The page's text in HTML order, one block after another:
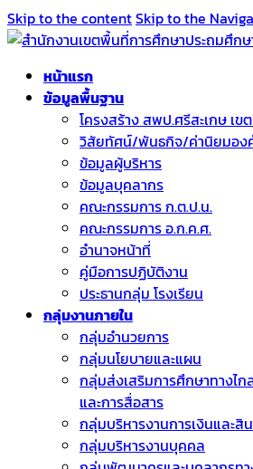
Skip to the contentSkip to the
หน้าแรก
ข้อมูลพื้นฐาน
โครงสร้าง สพป.ศรีสะเกษ เข
วิสัยทัศน์/พันธกิจ/ค่านิยมอง
ข้อมูลผู้บริหาร
ข้อมูลบุคลากร
คณะกรรมการ ก.ต.ป.น.
คณะกรรมการ อ.ก.ค.ศ.
อำนาจหน้าที่
คู่มือการปฏิบัติงาน
ประธานกลุ่ม โรงเรียน
กลุ่มงานภายใน
กลุ่มอำนวยการ
กลุ่มนโยบายและแผน
กลุ่มส่งเสริมการศึกษาทางไก
และการสื่อสาร
กลุ่มบริหารงานการเงินและ
กลุ่มบริหารงานบุคคล